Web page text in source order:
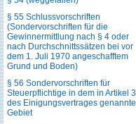
§ 55 Schlussvorschriften
(Sondervorschriften für die
Gewinnermittlung nach § 4 oder
nach Durchschnittssätzen bei vor
dem 1. Juli 1970 angeschafftem
Grund und Boden)
§ 56 Sondervorschriften für
Steuerpflichtige in dem in Artikel 3
des Einigungsvertrages
Gebiet